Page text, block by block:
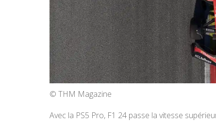
© THM Magazine
Avec la PS5 Pro, F1 24 passe la vitesse